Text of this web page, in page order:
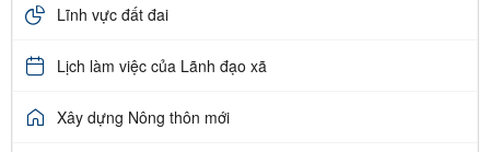
Lĩnh vực đất đai
Lịch làm việc của Lãnh đạo xã
Xây dựng Nông thôn mới